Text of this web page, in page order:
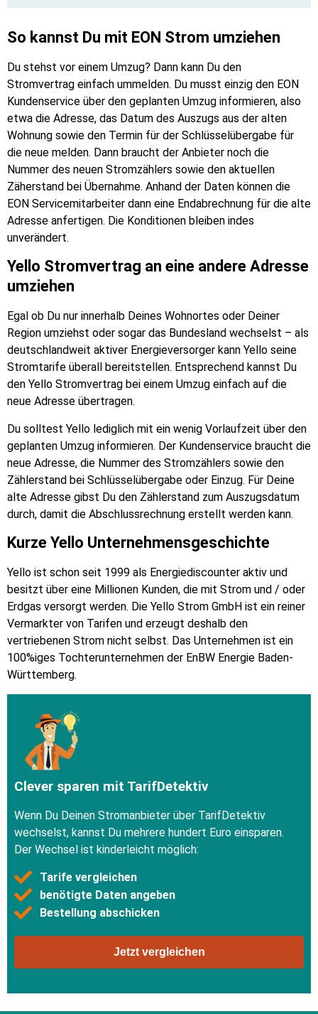
So kannst Du mit EON Strom umziehen
Du stehst vor einem Umzug? Dann kann Du den
Stromvertrag einfach ummelden. Du musst einzig den EON
Kundenservice über den geplanten Umzug informieren, also
etwa die Adresse, das Datum des Auszugs aus der alten
Wohnung sowie den Termin für der Schlüsselübergabe für
die neue melden. Dann braucht der Anbieter noch die
Nummer des neuen Stromzählers sowie den aktuellen
Zäherstand bei Übernahme. Anhand der Daten können die
EON Servicemitarbeiter dann eine Endabrechnung für die alte
Adresse anfertigen. Die Konditionen bleiben indes
unverändert.
Yello Stromvertrag an eine andere Adresse
umziehen
Egal ob Du nur innerhalb Deines Wohnortes oder Deiner
Region umziehst oder sogar das Bundesland wechselst – als
deutschlandweit aktiver Energieversorger kann Yello seine
Stromtarife überall bereitstellen. Entsprechend kannst Du
den Yello Stromvertrag bei einem Umzug einfach auf die
neue Adresse übertragen.
Du solltest Yello lediglich mit ein wenig Vorlaufzeit über den
geplanten Umzug informieren. Der Kundenservice braucht die
neue Adresse, die Nummer des Stromzählers sowie den
Zählerstand bei Schlüsselübergabe oder Einzug. Für Deine
alte Adresse gibst Du den Zählerstand zum Auszugsdatum
durch, damit die Abschlussrechnung erstellt werden kann.
Kurze Yello Unternehmensgeschichte
Yello ist schon seit 1999 als Energiediscounter aktiv und
besitzt über eine Millionen Kunden, die mit Strom und / oder
Erdgas versorgt werden. Die Yello Strom GmbH ist ein reiner
Vermarkter von Tarifen und erzeugt deshalb den
vertriebenen Strom nicht selbst. Das Unternehmen ist ein
100%iges Tochterunternehmen der EnBW Energie Baden-
Württemberg.
Clever sparen mit TarifDetektiv
Wenn Du Deinen Stromanbieter über TarifDetektiv
wechselst, kannst Du mehrere hundert Euro einsparen.
Der Wechsel ist kinderleicht möglich:
Tarife vergleichen
benötigte Daten angeben
Bestellung abschicken
Jetzt vergleichen